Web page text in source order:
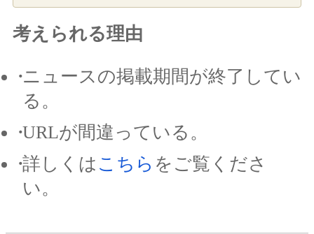
考えられる理由
ニュースの掲載期間が終了してい
る。
URLが間違っている。
詳しくは こちら をご覧くださ
い。